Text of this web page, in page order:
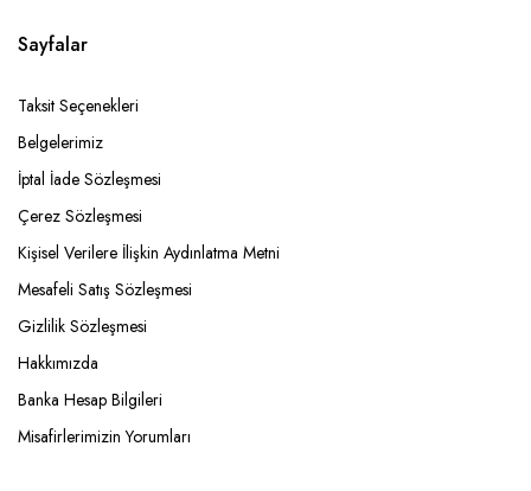
Sayfalar
Taksit Seçenekleri
Belgelerimiz
İptal İade Sözleşmesi
Çerez Sözleşmesi
Kişisel Verilere İlişkin Aydınlatma Metni
Mesafeli Satış Sözleşmesi
Gizlilik Sözleşmesi
Hakkımızda
Banka Hesap Bilgileri
Misafirlerimizin Yorumları